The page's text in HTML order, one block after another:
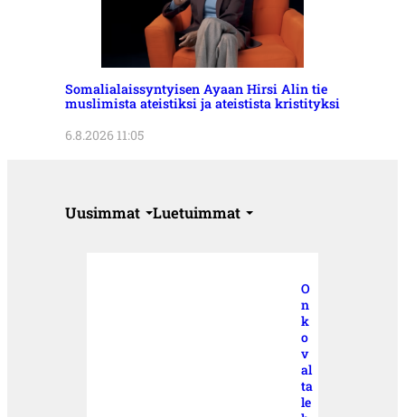
Somalialaissyntyisen Ayaan Hirsi Alin tie
muslimista ateistiksi ja ateistista kristityksi
6.8.2026 11:05
Uusimmat Luetuimmat
O
n
k
o
v
al
ta
le